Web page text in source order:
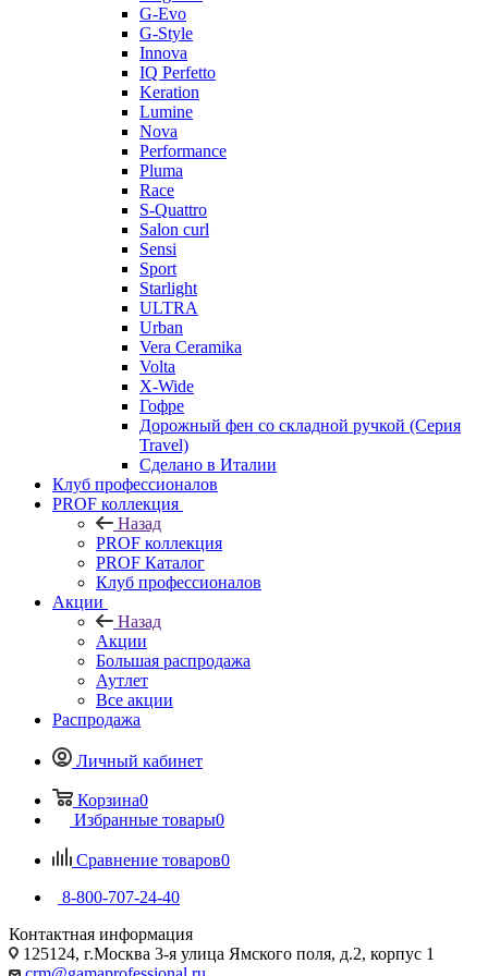
G-Evo
G-Style
Innova
IQ Perfetto
Keration
Lumine
Nova
Performance
Pluma
Race
S-Quattro
Salon curl
Sensi
Sport
Starlight
ULTRA
Urban
Vera Ceramika
Volta
X-Wide
Гофре
Дорожный фен со складной ручкой (Серия
Travel)
Сделано в Италии
Клуб профессионалов
PROF коллекция
Назад
PROF коллекция
PROF Каталог
Клуб профессионалов
Акции
Назад
Акции
Большая распродажа
Аутлет
Все акции
Распродажа
Личный кабинет
Корзина0
Избранные товары0
Сравнение товаров0
8-800-707-24-40
Контактная информация
125124, г.Москва 3-я улица Ямского поля, д.2, корпус 1